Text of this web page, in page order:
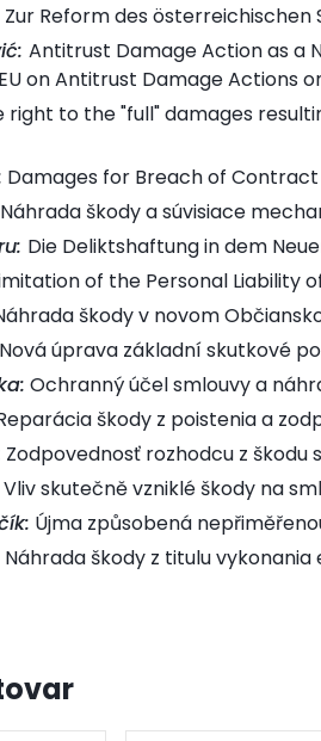
Zur Reform des
Antitrust Damage Action as a
on Antitrust Damage Actions
right to the "full" damages
Damages for Breach of Contract
Náhrada škody a súvisiace
Die Deliktshaftung in dem
of the Personal Liability
škody v novom
Nová úprava základní skutkové
Ochranný účel smlouvy a
škody z poistenia a
Zodpovednosť rozhodcu z
Vliv skutečně vzniklé škody na
Újma způsobená
Náhrada škody z titulu